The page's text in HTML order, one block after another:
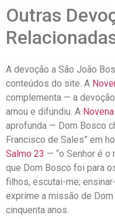
Outras
A devoção a São João
conteúdos do site. A
complementa — a
amou e difundiu. A
aprofunda — Dom Bosco
Francisco de Sales” em
Salmo 23 — “o Senhor é
que Dom Bosco foi para
filhos, escutai-me;
exprime a missão de
cinquenta anos.